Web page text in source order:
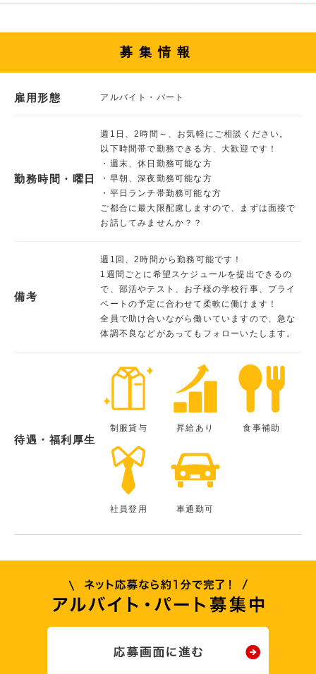
募集情報
雇用形態 アルバイト・パート
勤務時間・曜日
週1日、2時間～、お気軽にご相談ください。
以下時間帯で勤務できる方、大歓迎です！
・週末、休日勤務可能な方
・早朝、深夜勤務可能な方
・平日ランチ帯勤務可能な方
ご都合に最大限配慮しますので、まずは面接で
お話してみませんか？？
備考
週1回、2時間から勤務可能です！
1週間ごとに希望スケジュールを提出できるの
で、部活やテスト、お子様の学校行事、プライ
ベートの予定に合わせて柔軟に働けます！
全員で助け合いながら働いていますので、急な
体調不良などがあってもフォローいたします。
待遇・福利厚生
制服貸与 昇給あり 食事補助
社員登用 車通勤可